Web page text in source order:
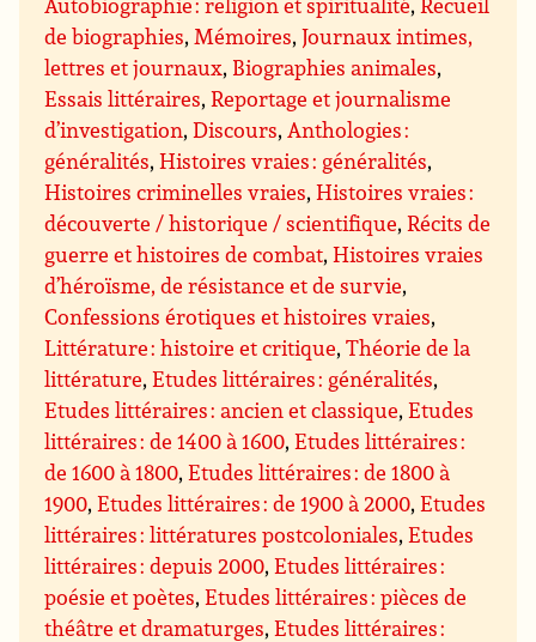
de biographies,Mémoires,Journaux intimes,
lettres et journaux, Biographies animales,
Essais littéraires,Reportage et journalisme
d’investigation,Discours,Anthologies :
généralités,Histoires vraies : généralités,
Histoires criminelles vraies,Histoires vraies :
découverte / historique / scientifique,Récits de
guerre et histoires de combat,Histoires vraies
d’héroïsme, de résistance et de survie,
Confessions érotiques et histoires vraies,
Littérature : histoire et critique,Théorie de la
littérature,Etudes littéraires : généralités,
Etudes littéraires : ancien et classique,Etudes
littéraires : de 1400 à 1600,Etudes littéraires :
de 1600 à 1800,Etudes littéraires : de 1800 à
1900,Etudes littéraires : de 1900 à 2000,Etudes
littéraires : littératures postcoloniales,Etudes
littéraires : depuis 2000,Etudes littéraires :
poésie et poètes,Etudes littéraires : pièces de
théâtre et dramaturges,Etudes littéraires :